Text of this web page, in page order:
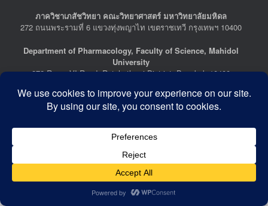
ภาควิชาเภสัชวิทยา คณะวิทยาศาสตร์ มหาวิทยาลัยมหิดล
272 ถนนพระรามที่ 6 แขวงทุ่งพญาไท เขตราชเทวี กรุงเทพฯ 10400
Department of Pharmacology, Faculty of Science, Mahidol
University
272 Rama VI Road, Ratchathewi District, Bangkok 10400
Tel : +662-201-5641-2, Fax : +662-354-7157
Facebook :Department of Pharmacology
Last Updated: July 21, 2026